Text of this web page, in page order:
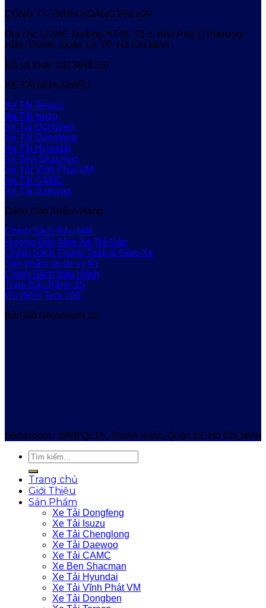
CÔNG TY TNHH HOÀNG PHI HẢI
Địa chỉ: 112/4C Đường HT48, Tổ 3, Khu Phố 1, Phường
Hiệp Thành, Quận 12, TP. Hồ Chí Minh
Mã số thuế: 0313848119
XE TẢI MUA NHIỀU
Xe Tải Teraco
Xe Tải Isuzu
Xe Tải Dongben
Xe Tải Dongfeng
Xe Tải Hyundai
Xe Ben Shacman
Xe Tải Vĩnh Phát VM
Xe Tải CAMC
Xe Tải Daewoo
Dành Cho Khách Hàng
Chính Sách Bảo Mật
Hướng Dẫn Mua Xe Trả Góp
Chính Sách Thanh Toán & Giao Xe
Sản phẩm xe tải uy tín
Chính Sách Bảo Hành
Trạm Bảo Hành 3S
Ưu điểm Tera 100
Bản Đồ Showroom Xe
Showroom : 1969 QL1A, Thạnh Xuân, Quận 12, Hồ Chí Minh
Trang chủ
Giới Thiệu
Sản Phẩm
Xe Tải Dongfeng
Xe Tải Isuzu
Xe Tải Chenglong
Xe Tải Daewoo
Xe Tải CAMC
Xe Ben Shacman
Xe Tải Hyundai
Xe Tải Vĩnh Phát VM
Xe Tải Dongben